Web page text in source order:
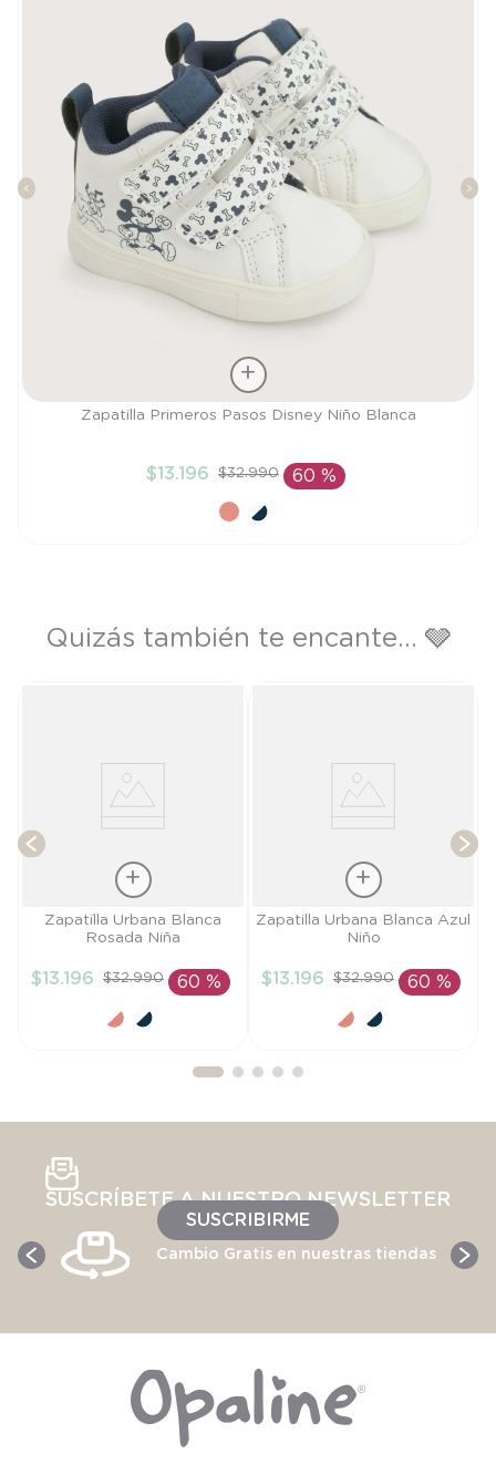
AÑADIR AL CARRITO
Zapatilla Primeros Pasos Disney Niño Blanca
$13.196 $32.990 60 %
Quizás también te encante... 🩶
Talla
AÑADIR AL
CARRITO
Zapatilla Urbana Blanca
Rosada Niña
$13.196 $32.990 60 %
Talla
AÑADIR AL
CARRITO
Zapatilla Urbana Blanca Azul
Niño
$13.196 $32.990 60 %
SUSCRÍBETE A NUESTRO NEWSLETTER
SUSCRIBIRME
Cambio Gratis en nuestras tiendas